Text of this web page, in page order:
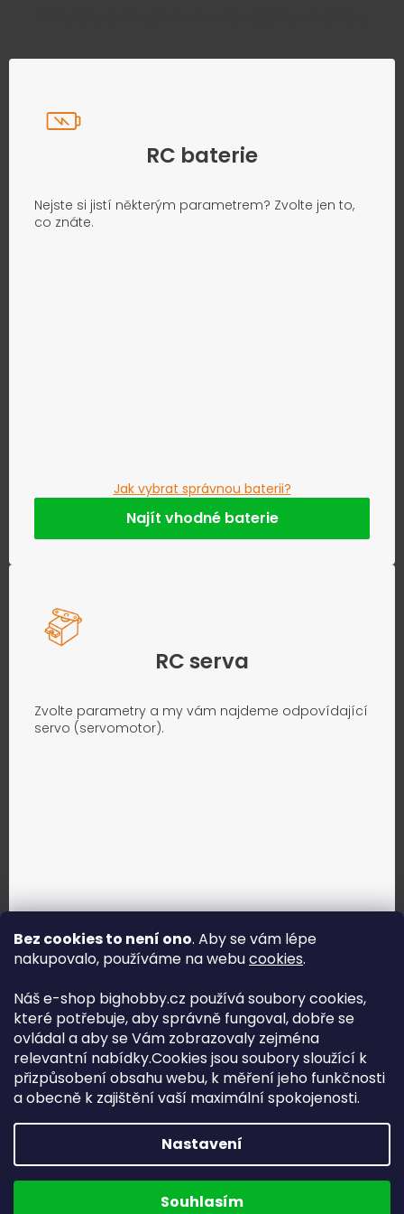
Bez cookies to není ono. Aby se vám lépe
nakupovalo, používáme na webucookies.
Náš e-shop bighobby.cz používá soubory cookies,
které potřebuje, aby správně fungoval, dobře se
ovládal a aby se Vám zobrazovaly zejména
relevantní nabídky.Cookies jsou soubory sloužící k
přizpůsobení obsahu webu, k měření jeho funkčnosti
a obecně k zajištění vaší maximální spokojenosti.
Nastavení
Souhlasím
RC baterie
Nejste si jistí některým parametrem? Zvolte jen to,
co znáte.
Jak vybrat správnou baterii?
Najít vhodné baterie
RC serva
Zvolte parametry a my vám najdeme odpovídající
servo (servomotor).
Jak vybrat správné servo?
Najít správné servo
Na UX & Web Design je tu Lukáš Dubina
Copyright (c) 2016 -2026 Big hobby.cz - všechna práva